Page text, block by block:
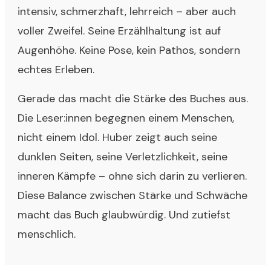
intensiv, schmerzhaft, lehrreich – aber auch
voller Zweifel. Seine Erzählhaltung ist auf
Augenhöhe. Keine Pose, kein Pathos, sondern
echtes Erleben.
Gerade das macht die Stärke des Buches aus.
Die Leser:innen begegnen einem Menschen,
nicht einem Idol. Huber zeigt auch seine
dunklen Seiten, seine Verletzlichkeit, seine
inneren Kämpfe – ohne sich darin zu verlieren.
Diese Balance zwischen Stärke und Schwäche
macht das Buch glaubwürdig. Und zutiefst
menschlich.